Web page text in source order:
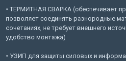
• ТЕРМИТНАЯ СВАРКА (обеспечивает
позволяет соединять разнородные
сочетаниях, не требует внешнего
удобство монтажа)
• УЗИП для защиты силовых и